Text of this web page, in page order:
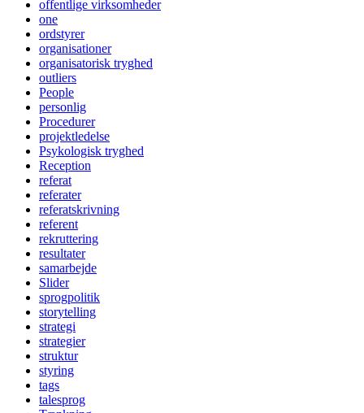
offentlige virksomheder
one
ordstyrer
organisationer
organisatorisk tryghed
outliers
People
personlig
Procedurer
projektledelse
Psykologisk tryghed
Reception
referat
referater
referatskrivning
referent
rekruttering
resultater
samarbejde
Slider
sprogpolitik
storytelling
strategi
strategier
struktur
styring
tags
talesprog